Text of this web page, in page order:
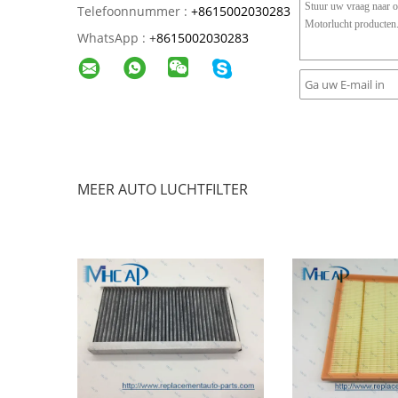
Telefoonnummer : +8615002030283
WhatsApp : +8615002030283
MEER AUTO LUCHTFILTER